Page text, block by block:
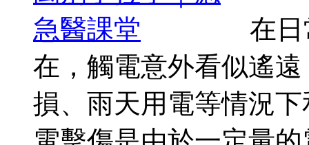
在
在，觸電意外看似遙
損、雨天用電等情況